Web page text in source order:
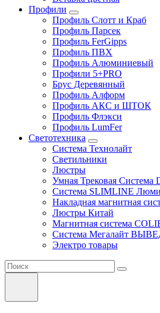
Профили
Профиль Слотт и Краб
Профиль Парсек
Профиль FerGipps
Профиль ПВХ
Профиль Алюминиевый
Профили 5+PRO
Брус Деревянный
Профиль Алформ
Профиль АКС и ШТОК
Профиль Флэкси
Профиль LumFer
Светотехника
Система Технолайт
Светильники
Люстры
Умная Трековая Система
Система SLIMLINE
Накладная магнитная
Люстры Китай
Магнитная система
Система Мегалайт
Электро товары